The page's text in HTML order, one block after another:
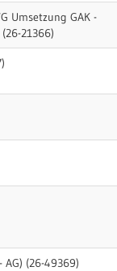
Umsetzung GAK -
21366)
(26-49369)